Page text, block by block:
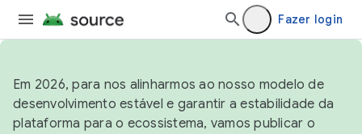
Fazer login
Em 2026, para nos alinharmos ao nosso modelo de
desenvolvimento estável e garantir a estabilidade da
plataforma para o ecossistema, vamos publicar o